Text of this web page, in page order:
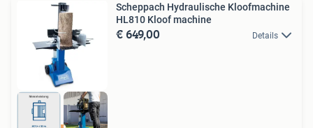
Scheppach Hydraulische Kloofmachine
HL810 Kloof machine
€ 649,00 Details